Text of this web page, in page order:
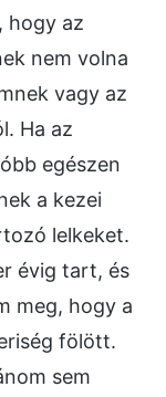
hogy az
nem volna
vagy az
Ha az
egészen
a kezei
lelkeket.
évig tart, és
meg, hogy a
fölött.
sem